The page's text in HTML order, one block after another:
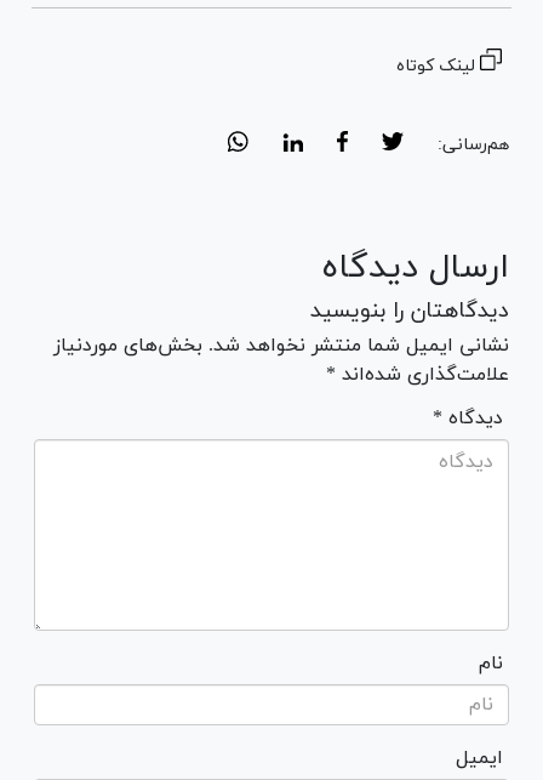
لینک کوتاه
هم‌رسانی:
ارسال دیدگاه
دیدگاهتان را بنویسید
نشانی ایمیل شما منتشر نخواهد شد. بخش‌های موردنیاز
علامت‌گذاری شده‌اند *
* دیدگاه
نام
ایمیل